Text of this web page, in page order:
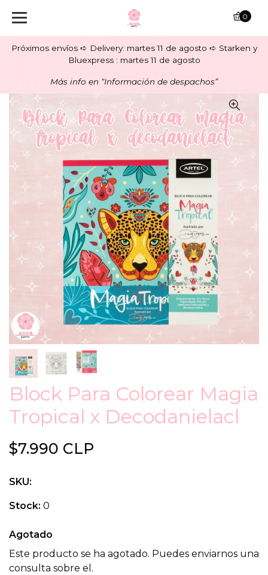
Próximos envíos ➪ Delivery: martes 11 de agosto ➪ Starken y
Bluexpress : martes 11 de agosto
Más info en “Información de despachos”
0
Block Para Colorear Magia
Tropical x Decodanielacl
$7.990 CLP
SKU:
Stock: 0
Agotado
Este producto se ha agotado. Puedes enviarnos una
consulta sobre el.